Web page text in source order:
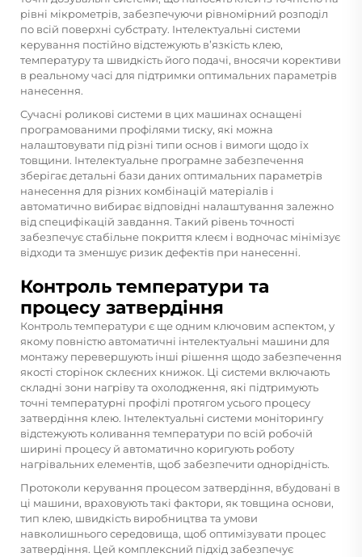
рівні мікрометрів, забезпечуючи рівномірний розподіл
по всій поверхні субстрату. Інтелектуальні системи
керування постійно відстежують в’язкість клею,
температуру та швидкість його подачі, вносячи корективи
в реальному часі для підтримки оптимальних параметрів
нанесення.
Сучасні роликові системи в цих машинах оснащені
програмованими профілями тиску, які можна
налаштовувати під різні типи основ і вимоги щодо їх
товщини. Інтелектуальне програмне забезпечення
зберігає детальні бази даних оптимальних параметрів
нанесення для різних комбінацій матеріалів і
автоматично вибирає відповідні налаштування залежно
від специфікацій завдання. Такий рівень точності
забезпечує стабільне покриття клеєм і водночас мінімізує
відходи та зменшує ризик дефектів при нанесенні.
Контроль температури та
процесу затвердіння
Контроль температури є ще одним ключовим аспектом, у
якому повністю автоматичні інтелектуальні машини для
монтажу перевершують інші рішення щодо забезпечення
якості сторінок склеєних книжок. Ці системи включають
складні зони нагріву та охолодження, які підтримують
точні температурні профілі протягом усього процесу
затвердіння клею. Інтелектуальні системи моніторингу
відстежують коливання температури по всій робочій
ширині процесу й автоматично коригують роботу
нагрівальних елементів, щоб забезпечити однорідність.
Протоколи керування процесом затвердіння, вбудовані в
ці машини, враховують такі фактори, як товщина основи,
тип клею, швидкість виробництва та умови
навколишнього середовища, щоб оптимізувати процес
затвердіння. Цей комплексний підхід забезпечує